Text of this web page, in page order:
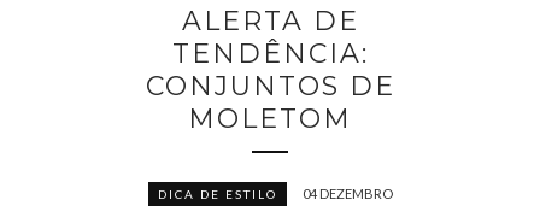
ALERTA DE
TENDÊNCIA:
CONJUNTOS DE
MOLETOM
DICA DE ESTILO 04 DEZEMBRO